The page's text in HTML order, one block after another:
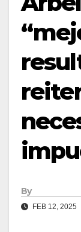
By
FEB 12, 2025